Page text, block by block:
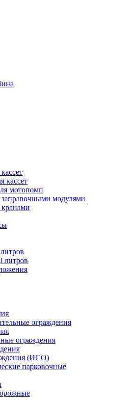
кассет
мотопомп
модулями
литров
ограждения
ограждения
(ИСО)
парковочные